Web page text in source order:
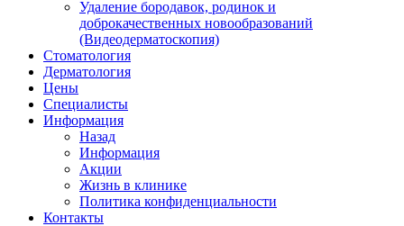
Удаление бородавок, родинок и
доброкачественных новообразований
(Видеодерматоскопия)
Стоматология
Дерматология
Цены
Специалисты
Информация
Назад
Информация
Акции
Жизнь в клинике
Политика конфиденциальности
Контакты